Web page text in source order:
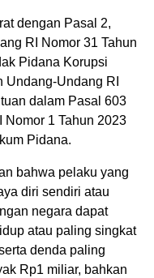
dengan Pasal 2,
RI Nomor 31 Tahun
Pidana Korupsi
Undang RI
dalam Pasal 603
1 Tahun 2023
Pidana.
bahwa pelaku yang
diri sendiri atau
negara dapat
atau paling singkat
denda paling
Rp1 miliar, bahkan